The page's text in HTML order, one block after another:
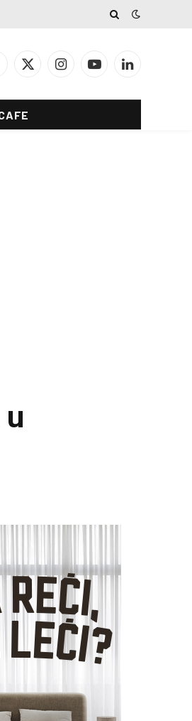
X
InstagramYouTubeLinkedIn